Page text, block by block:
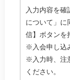
入力内容を確
について」に
信】ボタンを
※入会申し込
※入力時、注
ください。